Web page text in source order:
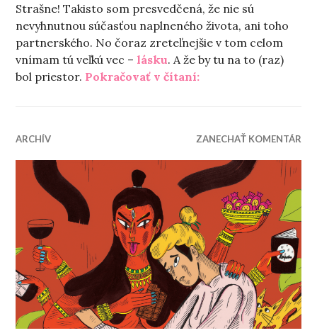
Strašne! Takisto som presvedčená, že nie sú
nevyhnutnou súčasťou naplneného života, ani toho
partnerského. No čoraz zreteľnejšie v tom celom
vnímam tú veľkú vec – lásku. A že by tu na to (raz)
bol priestor. Pokračovať v čítaní:„Komu tiká do
ARCHÍV ZANECHAŤ KOMENTÁR